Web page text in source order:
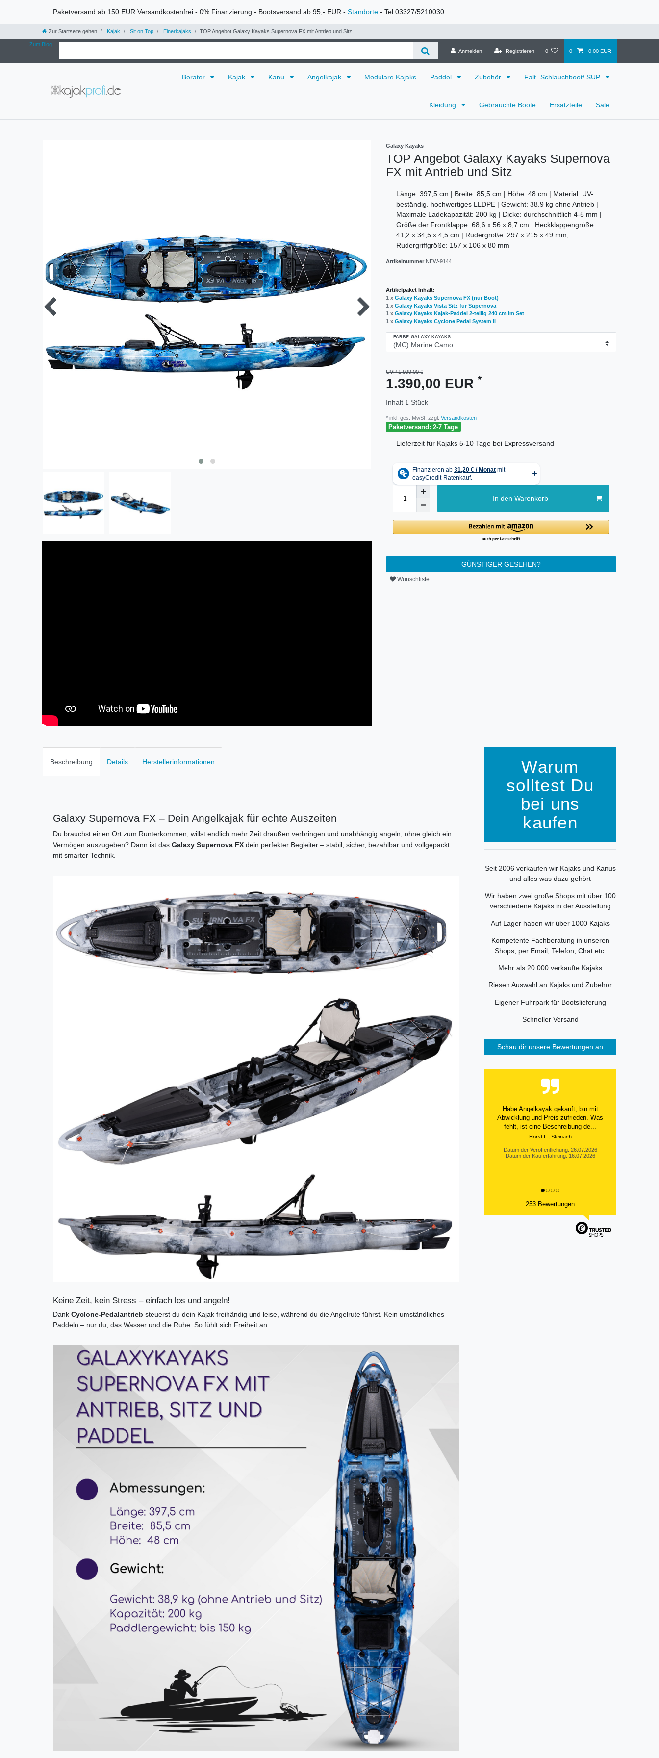
Paketversand ab 150 EUR Versandkostenfrei - 0% Finanzierung - Bootsversand ab 95,- EUR - Standorte - Tel.03327/5210030
Zur Startseite gehen Kajak Sit on Top Einerkajaks TOP Angebot Galaxy Kayaks Supernova FX mit Antrieb und Sitz
Zum Blog
Anmelden
Registrieren 0 0 0,00 EUR
Berater Kajak Kanu Angelkajak Modulare Kajaks Paddel Zubehör Falt.-Schlauchboot/ SUP
Kleidung Gebrauchte Boote Ersatzteile Sale
Galaxy Kayaks
TOP Angebot Galaxy Kayaks Supernova
FX mit Antrieb und Sitz
Länge: 397,5 cm | Breite: 85,5 cm | Höhe: 48 cm | Material: UV-
beständig, hochwertiges LLDPE | Gewicht: 38,9 kg ohne Antrieb |
Maximale Ladekapazität: 200 kg | Dicke: durchschnittlich 4-5 mm |
Größe der Frontklappe: 68,6 x 56 x 8,7 cm | Heckklappengröße:
41,2 x 34,5 x 4,5 cm | Rudergröße: 297 x 215 x 49 mm,
Rudergriffgröße: 157 x 106 x 80 mm
Artikelnummer NEW-9144
Artikelpaket Inhalt:
1 x Galaxy Kayaks Supernova FX (nur Boot)
1 x Galaxy Kayaks Vista Sitz für Supernova
1 x Galaxy Kayaks Kajak-Paddel 2-teilig 240 cm im Set
1 x Galaxy Kayaks Cyclone Pedal System II
FARBE GALAXY KAYAKS:
UVP 1.999,00 €
1.390,00 EUR *
Inhalt 1 Stück
* inkl. ges. MwSt. zzgl. Versandkosten
Paketversand: 2-7 Tage
Lieferzeit für Kajaks 5-10 Tage bei Expressversand
In den Warenkorb
GÜNSTIGER GESEHEN?
Wunschliste
Beschreibung Details Herstellerinformationen
Galaxy Supernova FX – Dein Angelkajak für echte Auszeiten
Du brauchst einen Ort zum Runterkommen, willst endlich mehr Zeit draußen verbringen und unabhängig angeln, ohne gleich ein
Vermögen auszugeben? Dann ist das Galaxy Supernova FX dein perfekter Begleiter – stabil, sicher, bezahlbar und vollgepackt
mit smarter Technik.
Keine Zeit, kein Stress – einfach los und angeln!
Dank Cyclone-Pedalantrieb steuerst du dein Kajak freihändig und leise, während du die Angelrute führst. Kein umständliches
Paddeln – nur du, das Wasser und die Ruhe. So fühlt sich Freiheit an.
Warum
solltest Du
bei uns
kaufen
Seit 2006 verkaufen wir Kajaks und Kanus
und alles was dazu gehört
Wir haben zwei große Shops mit über 100
verschiedene Kajaks in der Ausstellung
Auf Lager haben wir über 1000 Kajaks
Kompetente Fachberatung in unseren
Shops, per Email, Telefon, Chat etc.
Mehr als 20.000 verkaufte Kajaks
Riesen Auswahl an Kajaks und Zubehör
Eigener Fuhrpark für Bootslieferung
Schneller Versand
Schau dir unsere Bewertungen an
Alles bestens
Datum der Veröffentlichung: 25.07.2026
Datum der Kauferfahrung: 18.07.2026
253 Bewertungen